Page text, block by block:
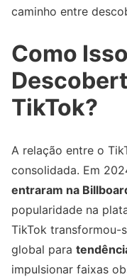
caminho entre
Como
TikTok?
A relação entre o
consolidada. Em
entraram na
popularidade na
TikTok transformou-
global para
impulsionar faixas